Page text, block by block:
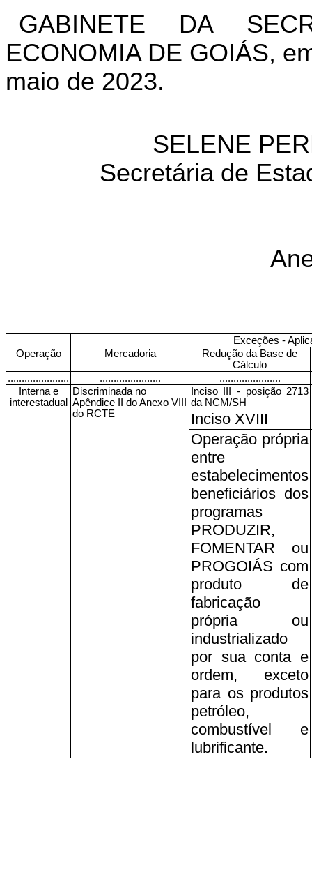
GABINETE DA
ECONOMIA DE GOIÁS,
maio de 2023.
SELENE
Secretária de
Exceções -
Operação
Mercadoria
Redução da Base de
Cálculo
......................
......................
......................
Interna e
interestadual
Discriminada no
Apêndice II do Anexo VIII
do RCTE
Inciso III - posição 2713
da NCM/SH
Inciso XVIII
Operação própria
entre
estabelecimentos
beneficiários dos
programas
PRODUZIR,
FOMENTAR ou
PROGOIÁS com
produto de
fabricação
própria ou
industrializado
por sua conta e
ordem, exceto
para os produtos
petróleo,
combustível e
lubrificante.